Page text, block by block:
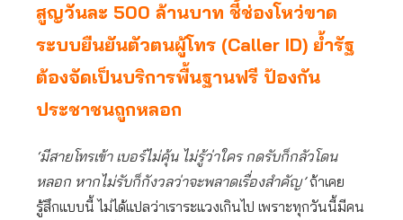
สูญวันละ 500 ล้านบาท ชี้ช่องโหว่ขาด
ระบบยืนยันตัวตนผู้โทร (Caller ID) ย้ำรัฐ
ต้องจัดเป็นบริการพื้นฐานฟรี ป้องกัน
ประชาชนถูกหลอก
‘มีสายโทรเข้า เบอร์ไม่คุ้น ไม่รู้ว่าใคร กดรับก็กลัวโดน
หลอก หากไม่รับก็กังวลว่าจะพลาดเรื่องสำคัญ’ถ้าเคย
รู้สึกแบบนี้ ไม่ได้แปลว่าเราระแวงเกินไป เพราะทุกวันนี้มีคน